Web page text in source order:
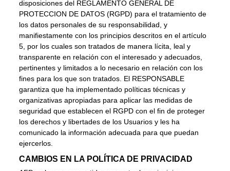
disposiciones del REGLAMENTO GENERAL DE
PROTECCION DE DATOS (RGPD) para el tratamiento de
los datos personales de su responsabilidad, y
manifiestamente con los principios descritos en el artículo
5, por los cuales son tratados de manera lícita, leal y
transparente en relación con el interesado y adecuados,
pertinentes y limitados a lo necesario en relación con los
fines para los que son tratados. El RESPONSABLE
garantiza que ha implementado políticas técnicas y
organizativas apropiadas para aplicar las medidas de
seguridad que establecen el RGPD con el fin de proteger
los derechos y libertades de los Usuarios y les ha
comunicado la información adecuada para que puedan
ejercerlos.
CAMBIOS EN LA POLÍTICA DE PRIVACIDAD